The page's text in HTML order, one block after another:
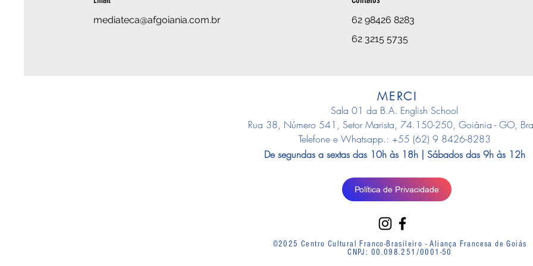
mediateca@afgoiania.com.br
62 98426 8283
62 3215 5735
MERCI
Sala 01 da B.A. English School
Rua 38, Número 541, Setor Marista, 74.150-250, Goiânia - GO,
Telefone e Whatsapp.: +55 (62) 9 8426-8283
De segundas a sextas das 10h às 18h | Sábados das 9h às 12h
Política de Privacidade
©2025 Centro Cultural Franco-Brasileiro - Aliança Francesa de Goiás
CNPJ: 00.098.251/0001-50